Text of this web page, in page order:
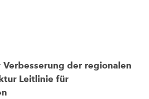
Verbesserung der regionalen
Leitlinie für